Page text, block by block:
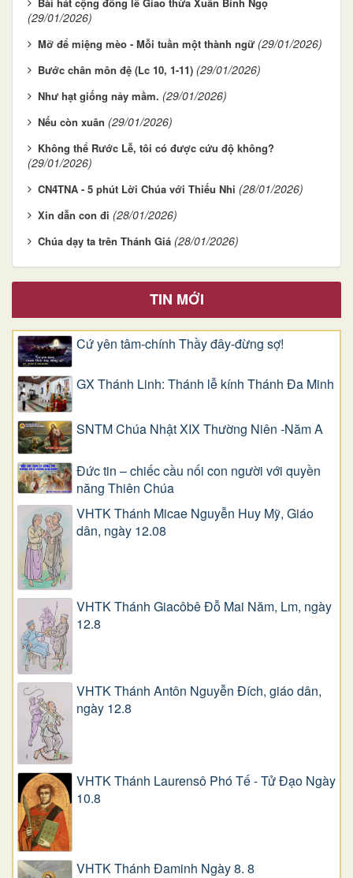
Bài hát cộng đồng lễ Giao thừa Xuân Bính Ngọ
(29/01/2026)
Mỡ để miệng mèo - Mỗi tuần một thành ngữ (29/01/2026)
Bước chân môn đệ (Lc 10, 1-11) (29/01/2026)
Như hạt giống nảy mầm. (29/01/2026)
Nếu còn xuân (29/01/2026)
Không thể Rước Lễ, tôi có được cứu độ không?
(29/01/2026)
CN4TNA - 5 phút Lời Chúa với Thiếu Nhi (28/01/2026)
Xin dẫn con đi (28/01/2026)
Chúa dạy ta trên Thánh Giá (28/01/2026)
TIN MỚI
Cứ yên tâm-chính Thầy đây-đừng sợ!
GX Thánh Linh: Thánh lễ kính Thánh Đa Minh
SNTM Chúa Nhật XIX Thường Niên -Năm A
Đức tin – chiếc cầu nối con người với quyền
năng Thiên Chúa
VHTK Thánh Micae Nguyễn Huy Mỹ, Giáo
dân, ngày 12.08
VHTK Thánh Giacôbê Ðỗ Mai Năm, Lm, ngày
12.8
VHTK Thánh Antôn Nguyễn Ðích, giáo dân,
ngày 12.8
VHTK Thánh Laurensô Phó Tế - Tử Đạo Ngày
10.8
VHTK Thánh Đaminh Ngày 8. 8